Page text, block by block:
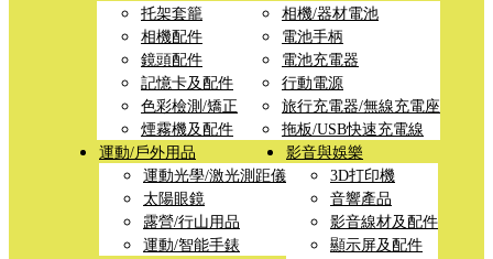
托架套籠
相機配件
鏡頭配件
記憶卡及配件
色彩檢測/矯正
煙霧機及配件
相機/器材電池
電池手柄
電池充電器
行動電源
旅行充電器/無線充電座
拖板/USB快速充電線
運動/戶外用品
運動光學/激光測距儀
太陽眼鏡
露營/行山用品
運動/智能手錶
影音與娛樂
3D打印機
音響產品
影音線材及配件
顯示屏及配件